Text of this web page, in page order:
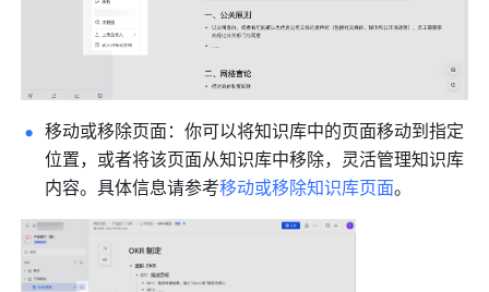
移动或移除页面：你可以将知识库中的页面移动到指定
位置，或者将该页面从知识库中移除，灵活管理知识库
内容。具体信息请参考移动或移除知识库页面。